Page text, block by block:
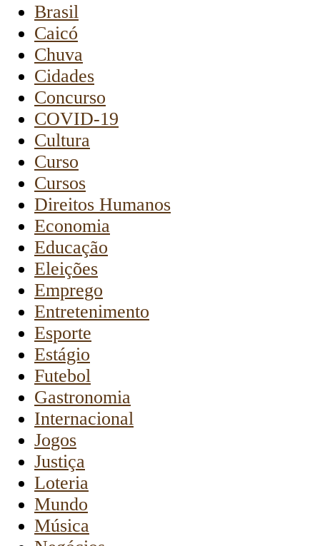
Brasil
Caicó
Chuva
Cidades
Concurso
COVID-19
Cultura
Curso
Cursos
Direitos Humanos
Economia
Educação
Eleições
Emprego
Entretenimento
Esporte
Estágio
Futebol
Gastronomia
Internacional
Jogos
Justiça
Loteria
Mundo
Música